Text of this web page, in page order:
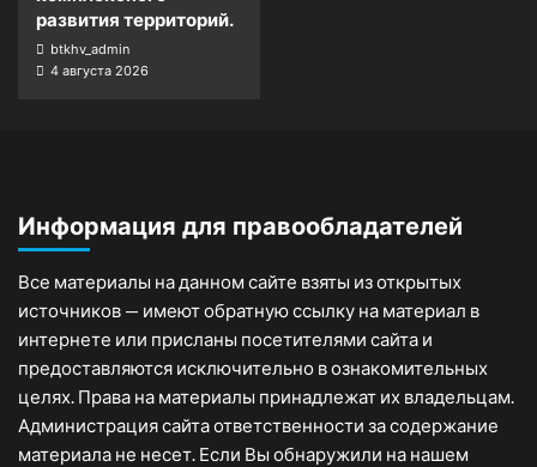
развития территорий.
btkhv_admin
4 августа 2026
Информация для правообладателей
Все материалы на данном сайте взяты из открытых
источников — имеют обратную ссылку на материал в
интернете или присланы посетителями сайта и
предоставляются исключительно в ознакомительных
целях. Права на материалы принадлежат их владельцам.
Администрация сайта ответственности за содержание
материала не несет. Если Вы обнаружили на нашем